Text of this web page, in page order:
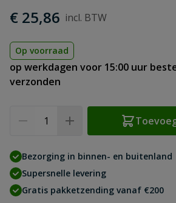
€ 25,86
Op voorraad
op werkdagen voor 15:00 uur
verzonden
Bezorging in binnen- en buitenland
Supersnelle levering
Gratis pakketzending vanaf €200